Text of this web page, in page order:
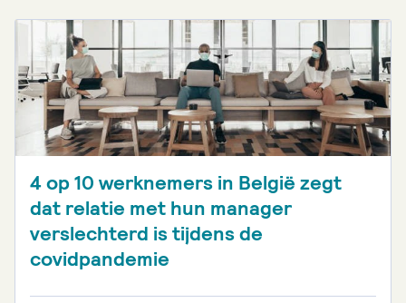
4 op 10 werknemers in België zegt
dat relatie met hun manager
verslechterd is tijdens de
covidpandemie